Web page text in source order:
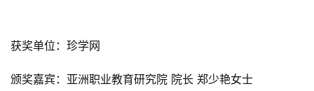
获奖单位：珍学网
颁奖嘉宾：亚洲职业教育研究院 院长 郑少艳女士